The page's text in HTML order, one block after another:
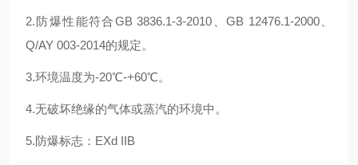
2.防爆性能符合GB 3836.1-3-2010、GB 12476.1-2000、
Q/AY 003-2014的规定。
3.环境温度为-20℃-+60℃。
4.无破坏绝缘的气体或蒸汽的环境中。
5.防爆标志：EXd IIB